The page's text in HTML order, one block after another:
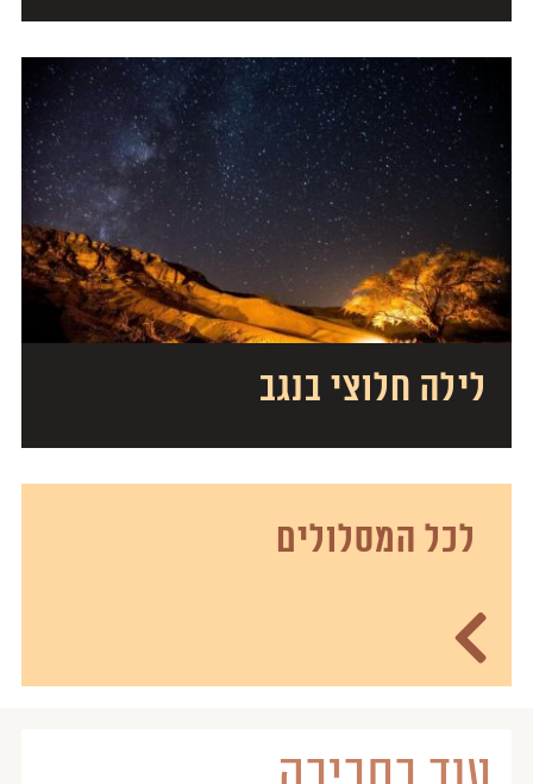
לילה חלוצי בנגב
לכל המסלולים